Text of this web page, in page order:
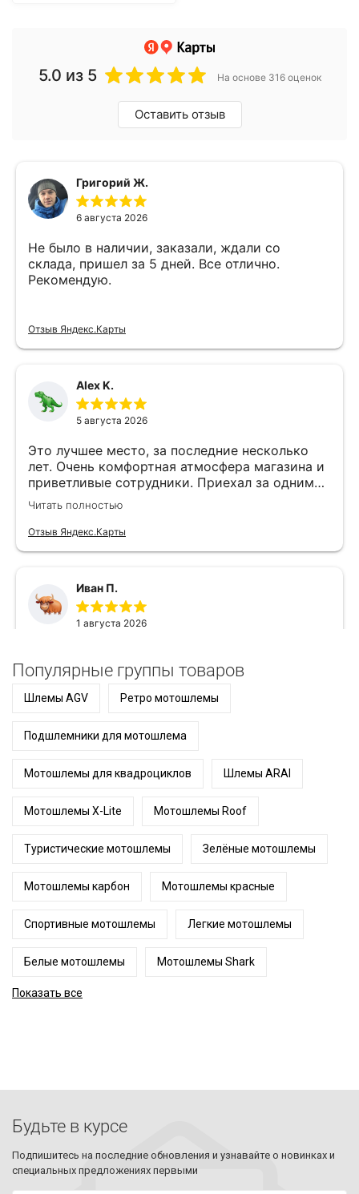
Популярные группы товаров
Шлемы AGV Ретро мотошлемы
Подшлемники для мотошлема
Мотошлемы для квадроциклов Шлемы ARAI
Мотошлемы X-Lite Мотошлемы Roof
Туристические мотошлемы Зелёные мотошлемы
Мотошлемы карбон Мотошлемы красные
Спортивные мотошлемы Легкие мотошлемы
Белые мотошлемы Мотошлемы Shark
Показать все
Будьте в курсе
Подпишитесь на последние обновления и узнавайте о новинках и
специальных предложениях первыми